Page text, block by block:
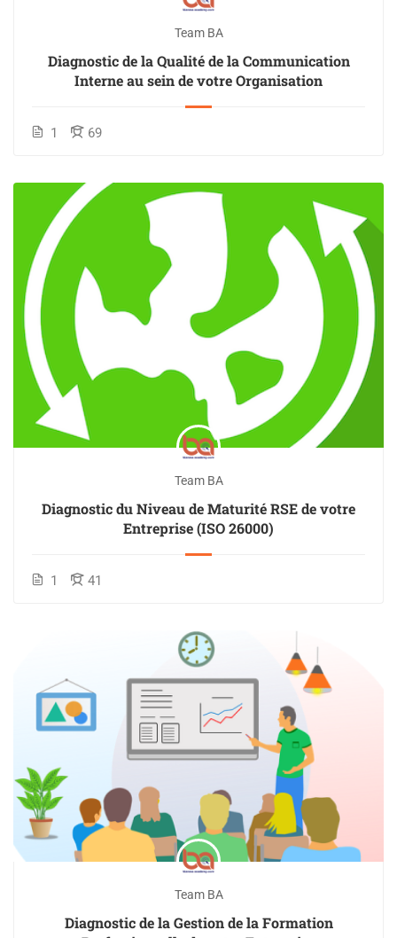
Team BA
Diagnostic de la Qualité de la Communication
Interne au sein de votre Organisation
1 69
Team BA
Diagnostic du Niveau de Maturité RSE de votre
Entreprise (ISO 26000)
1 41
Team BA
Diagnostic de la Gestion de la Formation